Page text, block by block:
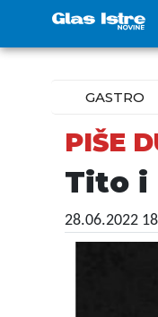
GASTRO
PIŠE
Tito i
28.06.2022